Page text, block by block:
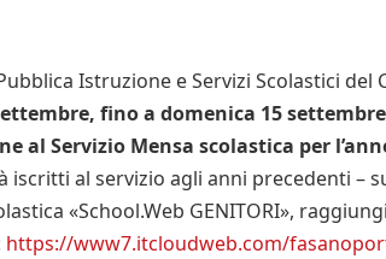
Istruzione e Servizi Scolastici
fino a domenica 15
al Servizio Mensa scolastica per
iscritti al servizio agli anni precedenti –
«School.Web GENITORI»,
https://www7.itcloudweb.com/